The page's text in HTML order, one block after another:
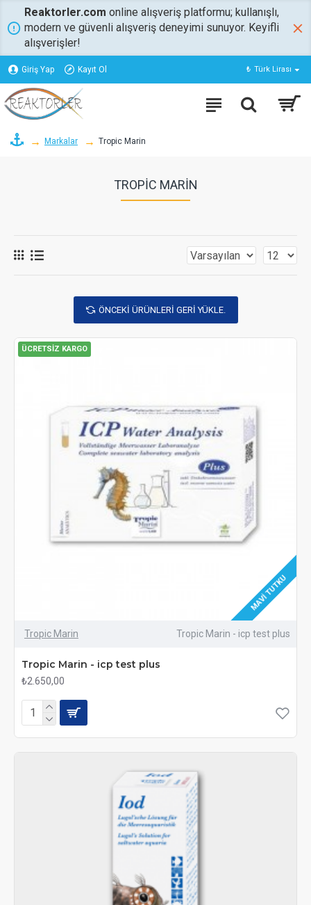
Reaktorler.com online alışveriş platformu; kullanışlı,
modern ve güvenli alışveriş deneyimi sunuyor. Keyifli
alışverişler!
Giriş Yap Kayıt Ol ₺ Türk Lirası
Markalar Tropic Marin
TROPIC MARIN
ÖNCEKI ÜRÜNLERI GERI YÜKLE.
MAVI TUTKU
ÜCRETSIZ KARGO
Tropic Marin Tropic Marin - icp test plus
Tropic Marin - icp test plus
₺2.650,00